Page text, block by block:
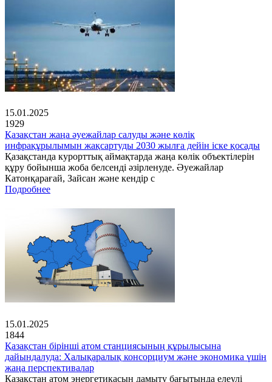
15.01.2025
1929
Қазақстан жаңа әуежайлар салуды және көлік
инфрақұрылымын жақсартуды 2030 жылға дейін іске қосады
Қазақстанда курорттық аймақтарда жаңа көлік объектілерін
құру бойынша жоба белсенді әзірленуде. Әуежайлар
Катонқарағай, Зайсан және кендір с
Подробнее
15.01.2025
1844
Қазақстан бірінші атом станциясының құрылысына
дайындалуда: Халықаралық консорциум және экономика үшін
жаңа перспективалар
Қазақстан атом энергетикасын дамыту бағытында елеулі